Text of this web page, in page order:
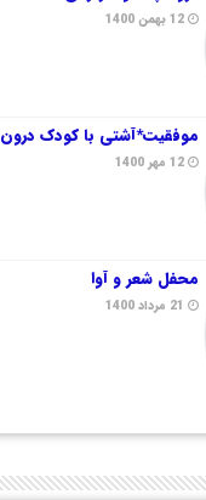
12 بهمن 1400
موفقیت*آشتی با کودک درون
12 مهر 1400
محفل شعر و آوا
21 مرداد 1400